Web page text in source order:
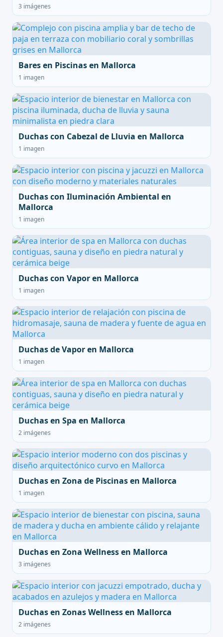
3 imágenes
Bares en Piscinas en Mallorca
1 imagen
Duchas con Cabezal de Lluvia en Mallorca
1 imagen
Duchas con Iluminación Ambiental en
Mallorca
1 imagen
Duchas con Vapor en Mallorca
1 imagen
Duchas de Vapor en Mallorca
1 imagen
Duchas en Spa en Mallorca
2 imágenes
Duchas en Zona de Piscinas en Mallorca
1 imagen
Duchas en Zona Wellness en Mallorca
3 imágenes
Duchas en Zonas Wellness en Mallorca
2 imágenes